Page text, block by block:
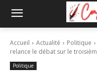
Accueil Actualité Politique
relance le débat sur le
Politique